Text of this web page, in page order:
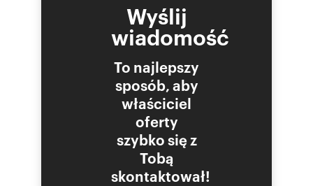
Wyślij
wiadomość
To najlepszy
sposób, aby
właściciel
oferty
szybko się z
Tobą
skontaktował!